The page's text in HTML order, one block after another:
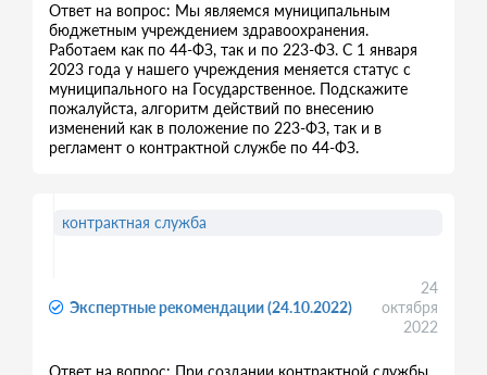
Ответ на вопрос: Мы являемся муниципальным
бюджетным учреждением здравоохранения.
Работаем как по 44-ФЗ, так и по 223-ФЗ. С 1 января
2023 года у нашего учреждения меняется статус с
муниципального на Государственное. Подскажите
пожалуйста, алгоритм действий по внесению
изменений как в положение по 223-ФЗ, так и в
регламент о контрактной службе по 44-ФЗ.
Экспертные рекомендации (24.10.2022)
24
октября
2022
Ответ на вопрос: При создании контрактной службы
контрактная служба